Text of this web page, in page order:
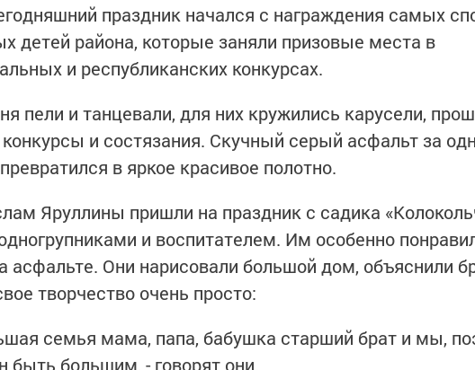
праздник начался с награждения самых
детей района, которые заняли призовые места в
и республиканских конкурсах.
пели и танцевали, для них кружились карусели,
и состязания. Скучный серый асфальт за
в яркое красивое полотно.
Яруллины пришли на праздник с садика
и воспитателем. Им особенно
асфальте. Они нарисовали большой дом, объяснили
творчество очень просто:
семья мама, папа, бабушка старший брат и мы,
быть большим, - говорят они.